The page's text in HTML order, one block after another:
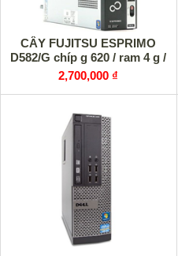
CÂY FUJITSU ESPRIMO
D582/G chíp g 620 / ram 4 g /
2,700,000 ₫